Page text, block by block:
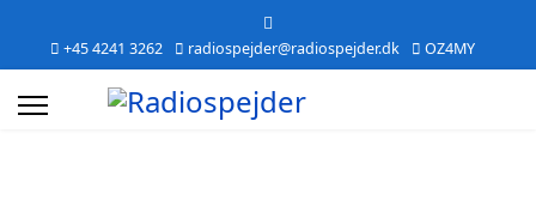
+45 4241 3262 radiospejder@radiospejder.dk OZ4MY